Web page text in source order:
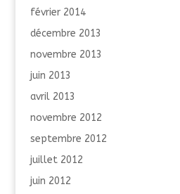
février 2014
décembre 2013
novembre 2013
juin 2013
avril 2013
novembre 2012
septembre 2012
juillet 2012
juin 2012